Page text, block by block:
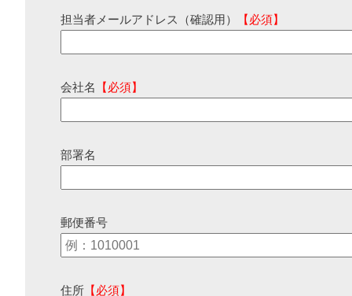
担当者メールアドレス（確認用） 【必須】
会社名 【必須】
部署名
郵便番号
住所 【必須】